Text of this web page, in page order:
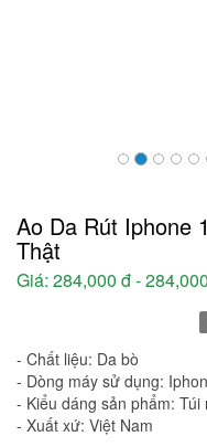
Ao Da Rút Iphone
Thật
Giá: 284,000 đ -
- Chất liệu: Da bò
- Dòng máy sử dụng:
- Kiểu dáng sản phẩm:
- Xuất xứ: Việt Nam